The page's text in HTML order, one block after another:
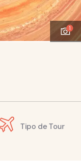
1
Tipo de Tour